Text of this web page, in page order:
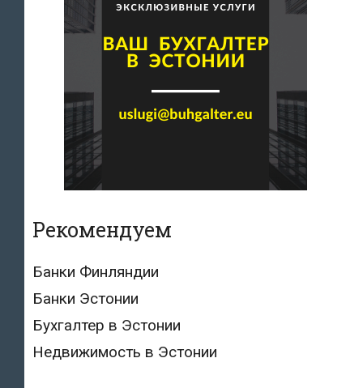
Рекомендуем
Банки Финляндии
Банки Эстонии
Бухгалтер в Эстонии
Недвижимость в Эстонии